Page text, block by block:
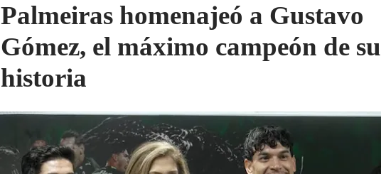
Palmeiras homenajeó a Gustavo
Gómez, el máximo campeón de su
historia